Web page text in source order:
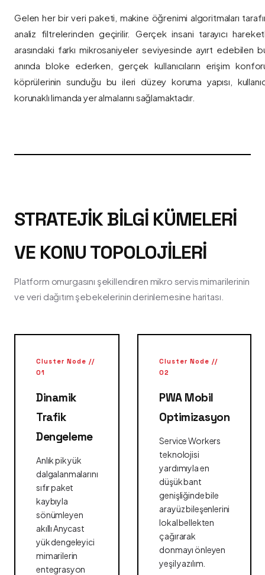
Gelen her bir veri paketi, makine öğrenimi algoritmaları
analiz filtrelerinden geçirilir. Gerçek insani tarayıcı
arasındaki farkı mikrosaniyeler seviyesinde ayırt edebilen
anında bloke ederken, gerçek kullanıcıların erişim
köprülerinin sunduğu bu ileri düzey koruma yapısı,
korunaklı limanda yer almalarını sağlamaktadır.
STRATEJIK BILGI KÜMELERI
VE KONU TOPOLOJILERI
Platform omurgasını şekillendiren mikro servis mimarilerinin
ve veri dağıtım şebekelerinin derinlemesine haritası.
Cluster Node //
01
Dinamik
Trafik
Dengeleme
Anlık pik yük
dalgalanmalarını
sıfır paket
kaybıyla
sönümleyen
akıllı Anycast
yük dengeleyici
mimarilerin
entegrasyon
Cluster Node //
02
PWA Mobil
Optimizasyon
Service Workers
teknolojisi
yardımıyla en
düşük bant
genişliğinde bile
arayüz bileşenlerini
lokal bellekten
çağırarak
donmayı önleyen
yeşil yazılım.